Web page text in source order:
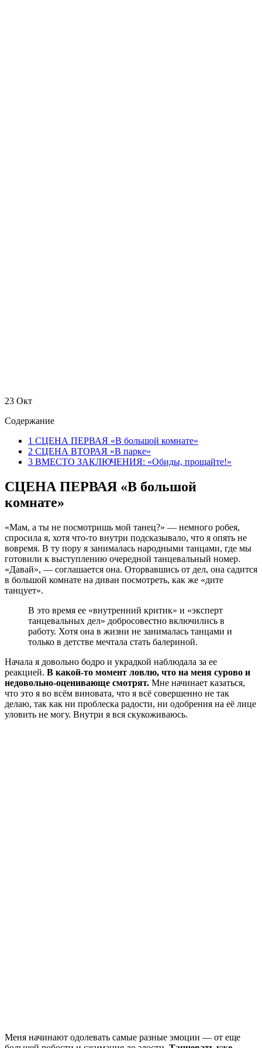
23 Окт
Содержание
1 СЦЕНА ПЕРВАЯ «В большой комнате»
2 СЦЕНА ВТОРАЯ «В парке»
3 ВМЕСТО ЗАКЛЮЧЕНИЯ: «Обиды, прощайте!»
СЦЕНА ПЕРВАЯ «В большой
комнате»
«Мам, а ты не посмотришь мой танец?» — немного робея,
спросила я, хотя что-то внутри подсказывало, что я опять не
вовремя. В ту пору я занималась народными танцами, где мы
готовили к выступлению очередной танцевальный номер.
«Давай», — соглашается она. Оторвавшись от дел, она садится
в большой комнате на диван посмотреть, как же «дите
танцует».
В это время ее «внутренний критик» и «эксперт
танцевальных дел» добросовестно включились в
работу. Хотя она в жизни не занималась танцами и
только в детстве мечтала стать балериной.
Начала я довольно бодро и украдкой наблюдала за ее
реакцией. В какой-то момент ловлю, что на меня сурово и
недовольно-оценивающе смотрят. Мне начинает казаться,
что это я во всём виновата, что я всё совершенно не так
делаю, так как ни проблеска радости, ни одобрения на её лице
уловить не могу. Внутри я вся скукоживаюсь.
Меня начинают одолевать самые разные эмоции — от еще